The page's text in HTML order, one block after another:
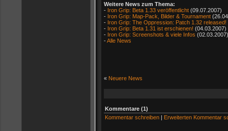
Weitere News zum Thema:
- Iron Grip: Beta 1.33 veröffentlicht (09.07.2007)
- Iron Grip: Map-Pack, Bilder & Tournament
- Iron Grip: The Oppression: Patch 1.32 released!
- Iron Grip: Beta 1.31 ist erschienen! (04.03.2007)
- Iron Grip: Screenshots & viele Infos (02.03.2007)
-Alle News
« Neuere News
Kommentare (1)
Kommentar schreiben | Erweiterten Kommentar